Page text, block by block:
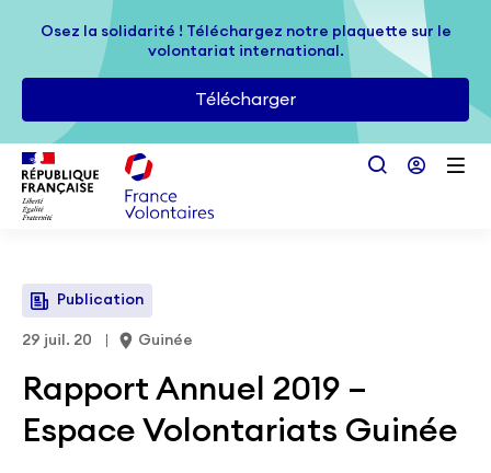
Passer au contenu principal
Osez la solidarité ! Téléchargez notre plaquette sur le
volontariat international.
Télécharger
Osez la solidarité ! Téléchargez notre plaquette sur le
volontariat international.
Télécharger
Publication
29 juil. 20 Guinée
Rapport Annuel 2019 –
Espace Volontariats Guinée